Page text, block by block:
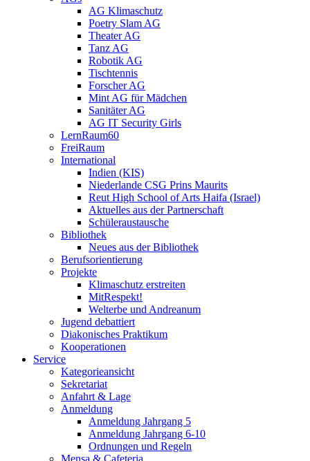
AG Klimaschutz
Poetry Slam AG
Theater AG
Tanz AG
Robotik AG
Tischtennis
Forscher AG
Mint AG für Mädchen
Sanitäter AG
AG IT Security Girls
LernRaum60
FreiRaum
International
Indien (KIS)
Niederlande CSG Prins Maurits
Reut High School of Arts Haifa (Israel)
Aktuelles aus der Partnerschaft
Schüleraustausche
Bibliothek
Neues aus der Bibliothek
Berufsorientierung
Projekte
Klimaschutz erstreiten
MitRespekt!
Welterbe und Andreanum
Jugend debattiert
Diakonisches Praktikum
Kooperationen
Service
Kategorieansicht
Sekretariat
Anfahrt & Lage
Anmeldung
Anmeldung Jahrgang 5
Anmeldung Jahrgang 6-10
Ordnungen und Regeln